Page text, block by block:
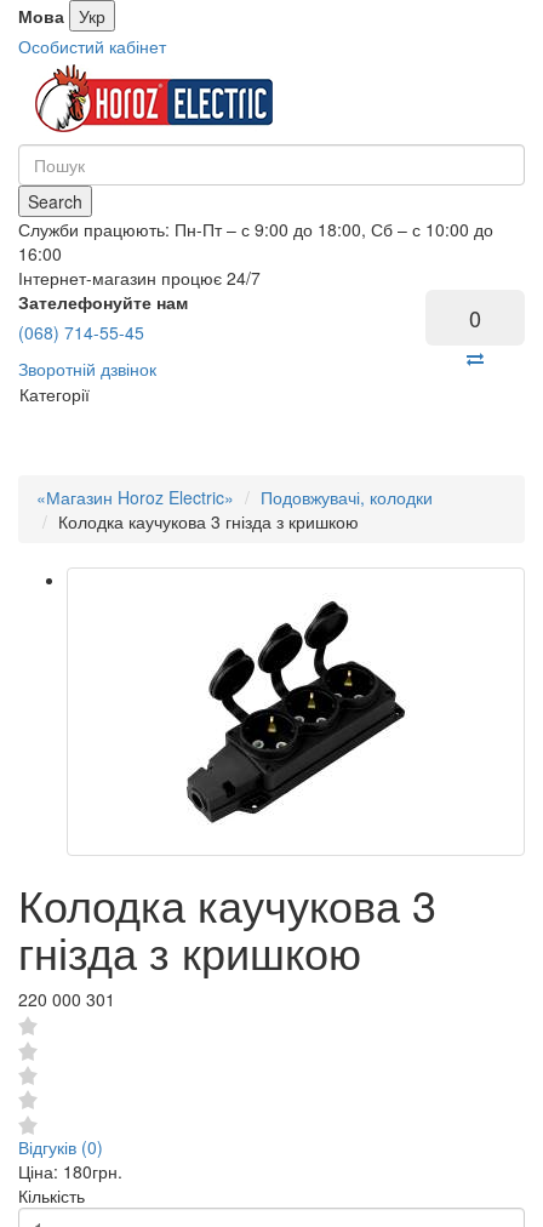
Мова Укр
Особистий кабінет
Search
Служби працюють: Пн-Пт – с 9:00 до 18:00, Сб – с 10:00 до
16:00
Інтернет-магазин процює 24/7
Зателефонуйте нам
(068) 714-55-45
Зворотній дзвінок
0
Категорії
«Магазин Horoz Electric»
Подовжувачі, колодки
Колодка каучукова 3 гнізда з кришкою
Колодка каучукова 3
гнізда з кришкою
220 000 301
Відгуків (0)
Ціна: 180грн.
Кількість